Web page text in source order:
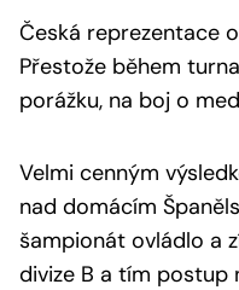
Česká reprezentace
Přestože během
porážku, na boj o
Velmi cenným
nad domácím
šampionát ovládlo a
divize B a tím postup